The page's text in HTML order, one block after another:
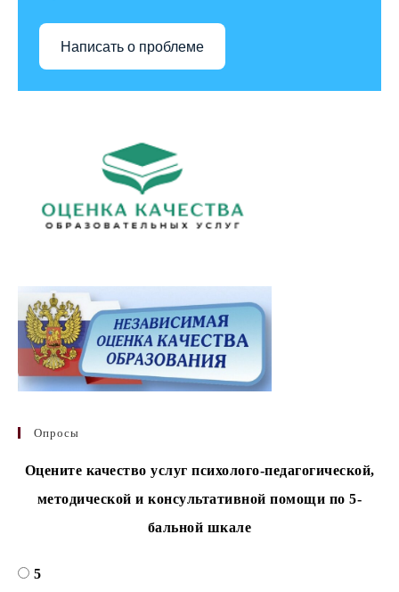
Написать о проблеме
Опросы
Оцените качество услуг психолого-педагогической,
методической и консультативной помощи по 5-
бальной шкале
5